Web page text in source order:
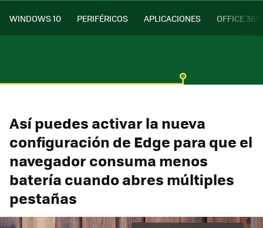
WINDOWS 10 PERIFÉRICOS APLICACIONES OFFICE 365
Así puedes activar la nueva
configuración de Edge para que el
navegador consuma menos
batería cuando abres múltiples
pestañas